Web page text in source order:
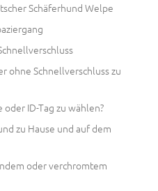
Schäferhund Welpe
ohne Schnellverschluss zu
ID-Tag zu wählen?
zu Hause und auf dem
oder verchromtem